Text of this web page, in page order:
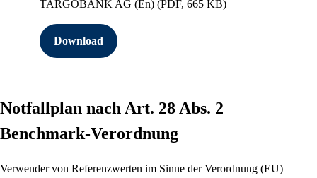
TARGOBANK AG (En) (PDF, 665 KB)
Download
Notfallplan nach Art. 28 Abs. 2
Benchmark-Verordnung
Verwender von Referenzwerten im Sinne der Verordnung (EU)